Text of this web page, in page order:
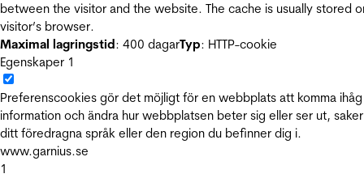
between the visitor and the website. The cache is usually stored
visitor’s browser.
Maximal lagringstid: 400 dagarTyp: HTTP-cookie
Egenskaper 1
Preferenscookies gör det möjligt för en webbplats att komma ihåg
information och ändra hur webbplatsen beter sig eller ser ut,
ditt föredragna språk eller den region du befinner dig i.
www.garnius.se
1